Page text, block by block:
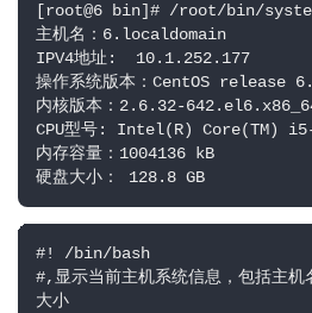
[root@6 bin]# /root/bin/
主机名：6.localdomain
IPV4地址:  10.1.252.177
操作系统版本：CentOS release
内核版本：2.6.32-
CPU型号: Intel(R) Core(TM) i5-
内存容量：1004136 kB
硬盘大小： 128.8 GB
#! /bin/bash
#,显示当前主机系统信息，包括主机
大小